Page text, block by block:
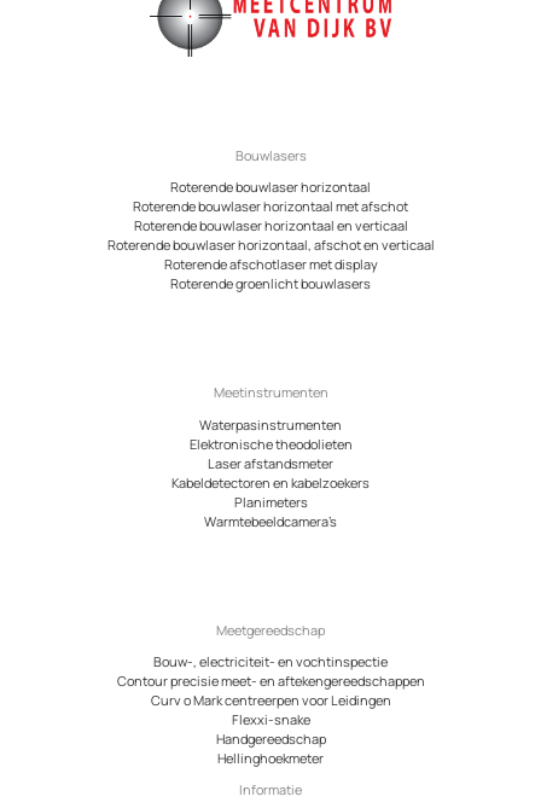
Bouwlasers
Roterende bouwlaser horizontaal
Roterende bouwlaser horizontaal met afschot
Roterende bouwlaser horizontaal en verticaal
Roterende bouwlaser horizontaal, afschot en verticaal
Roterende afschotlaser met display
Roterende groenlicht bouwlasers
Meetinstrumenten
Waterpasinstrumenten
Elektronische theodolieten
Laser afstandsmeter
Kabeldetectoren en kabelzoekers
Planimeters
Warmtebeeldcamera’s
Meetgereedschap
Bouw-, electriciteit- en vochtinspectie
Contour precisie meet- en aftekengereedschappen
Curv o Mark centreerpen voor Leidingen
Flexxi-snake
Handgereedschap
Hellinghoekmeter
Informatie